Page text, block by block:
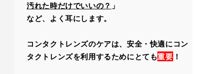
汚れた時だけでいいの？ 」
など、よく耳にします。
コンタクトレンズのケアは、安全・快適にコン
タクトレンズを利用するためにとても重要 ！